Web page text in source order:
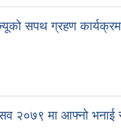
सपथ ग्रहण कार्यक्रम
२०७९ मा आफ्नो